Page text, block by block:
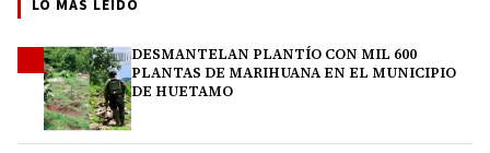
LO MÁS LEÍDO
DESMANTELAN PLANTÍO CON MIL 600
PLANTAS DE MARIHUANA EN EL MUNICIPIO
DE HUETAMO